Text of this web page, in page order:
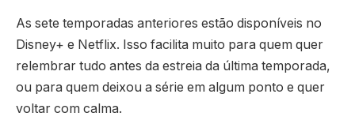
As sete temporadas anteriores estão disponíveis no
Disney+ e Netflix. Isso facilita muito para quem quer
relembrar tudo antes da estreia da última temporada,
ou para quem deixou a série em algum ponto e quer
voltar com calma.